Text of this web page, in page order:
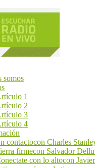
somos
1
2
3
4
contactocon Charles
firmecon Salvador
con lo altocon